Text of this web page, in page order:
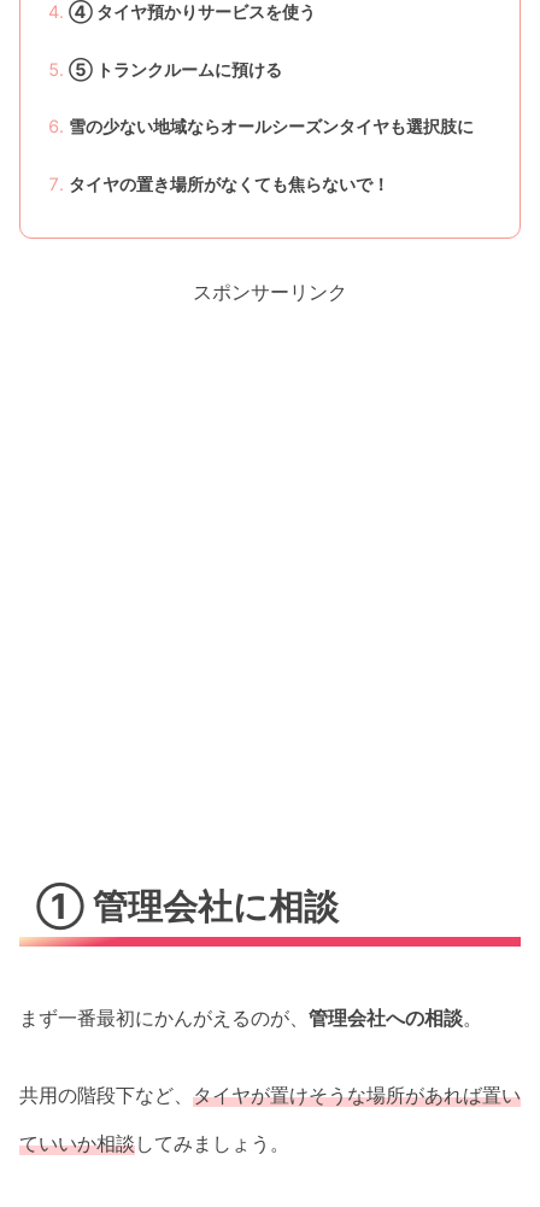
④ タイヤ預かりサービスを使う
⑤ トランクルームに預ける
雪の少ない地域ならオールシーズンタイヤも選択肢に
タイヤの置き場所がなくても焦らないで！
スポンサーリンク
① 管理会社に相談
まず一番最初にかんがえるのが、 管理会社への相談。
共用の階段下など、 タイヤが置けそうな場所があれば置い
ていいか相談してみましょう。